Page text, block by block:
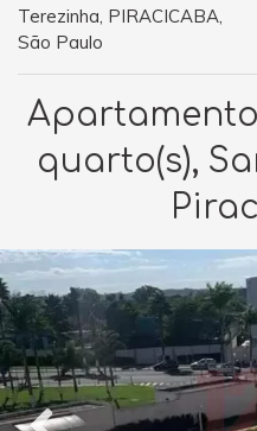
Terezinha, PIRACICABA,
São Paulo
quarto(s),